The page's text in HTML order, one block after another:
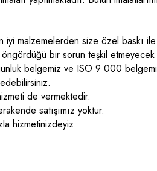
iyi malzemelerden size özel baskı
öngördüğü bir sorun teşkil
belgemiz ve ISO 9 000
de vermektedir.
satışımız yoktur.
hizmetinizdeyiz.